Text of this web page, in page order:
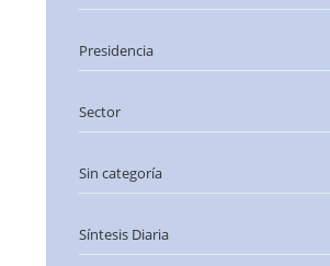
Presidencia
Sector
Sin categoría
Síntesis Diaria